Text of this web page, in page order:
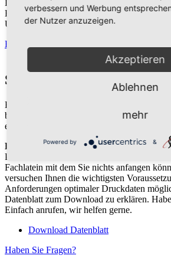
Druckvorlagen. Ob Bücher,
Beipackzettel – all das wird maßgeblich
Umbruch beeinflusst.
Haben Sie Fragen?
Service
Bei Fragen sind wir jederzeit für Sie da. Je
beantworten können, umso reibungsloser
erfolgen und umso sicherer wird der
Druckdatenanforderung
PDF/X wie bitte? Fehlender Beschnitt?
Fachlatein mit dem Sie nichts anfangen
versuchen Ihnen die wichtigsten
Anforderungen optimaler Druckdaten
Datenblatt zum Download zu erklären.
Einfach anrufen, wir helfen gerne.
Download Datenblatt
Haben Sie Fragen?
verbessern und Werbung
der Nutzer anzuzeigen.
Akzeptieren
Ablehnen
mehr
Powered by &